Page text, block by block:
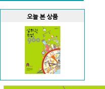
오늘 본 상품